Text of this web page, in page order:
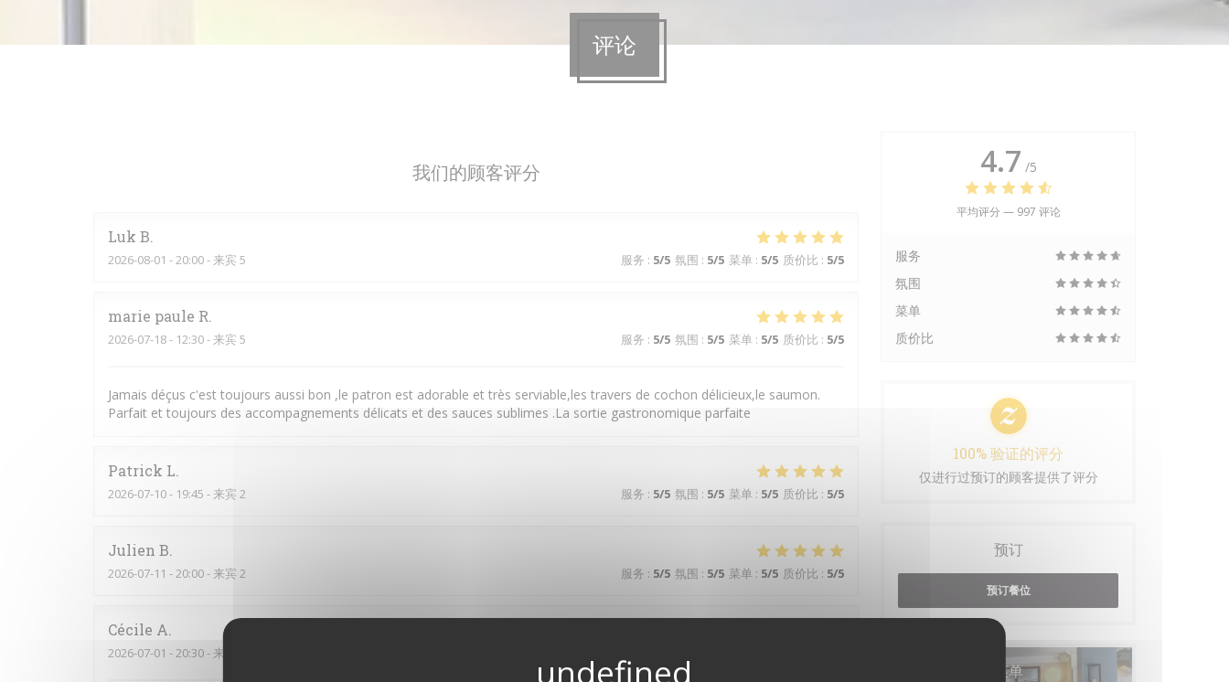
评论
我们的顾客评分
Luk B
2026-08-01 - 20:00 - 来宾 5 服务 : 5/5 氛围 : 5/5 菜单 : 5/5 质价比 : 5/5
marie paule R
2026-07-18- 12:30 - 来宾 5 服务 : 5/5 氛围 : 5/5 菜单 : 5/5 质价比 : 5/5
Jamais déçus c'est toujours aussi bon ,le patron est adorable et très serviable,les travers de cochon délicieux,le saumon.
Parfait et toujours des accompagnements délicats et des sauces sublimes .La sortie gastronomique parfaite
Patrick L
2026-07-10- 19:45 - 来宾 2 服务 : 5/5 氛围 : 5/5 菜单 : 5/5 质价比 : 5/5
Julien B
2026-07-11 - 20:00 - 来宾 2 服务 : 5/5 氛围 : 5/5 菜单 : 5/5 质价比 : 5/5
Cécile A
2026-07-01 - 20:30 - 来宾 4
4.7 /5
平均评分 — 997 评论
服务
氛围
菜单
质价比
100% 验证的评分
仅进行过预订的顾客提供了评分
预订
预订餐位
菜单